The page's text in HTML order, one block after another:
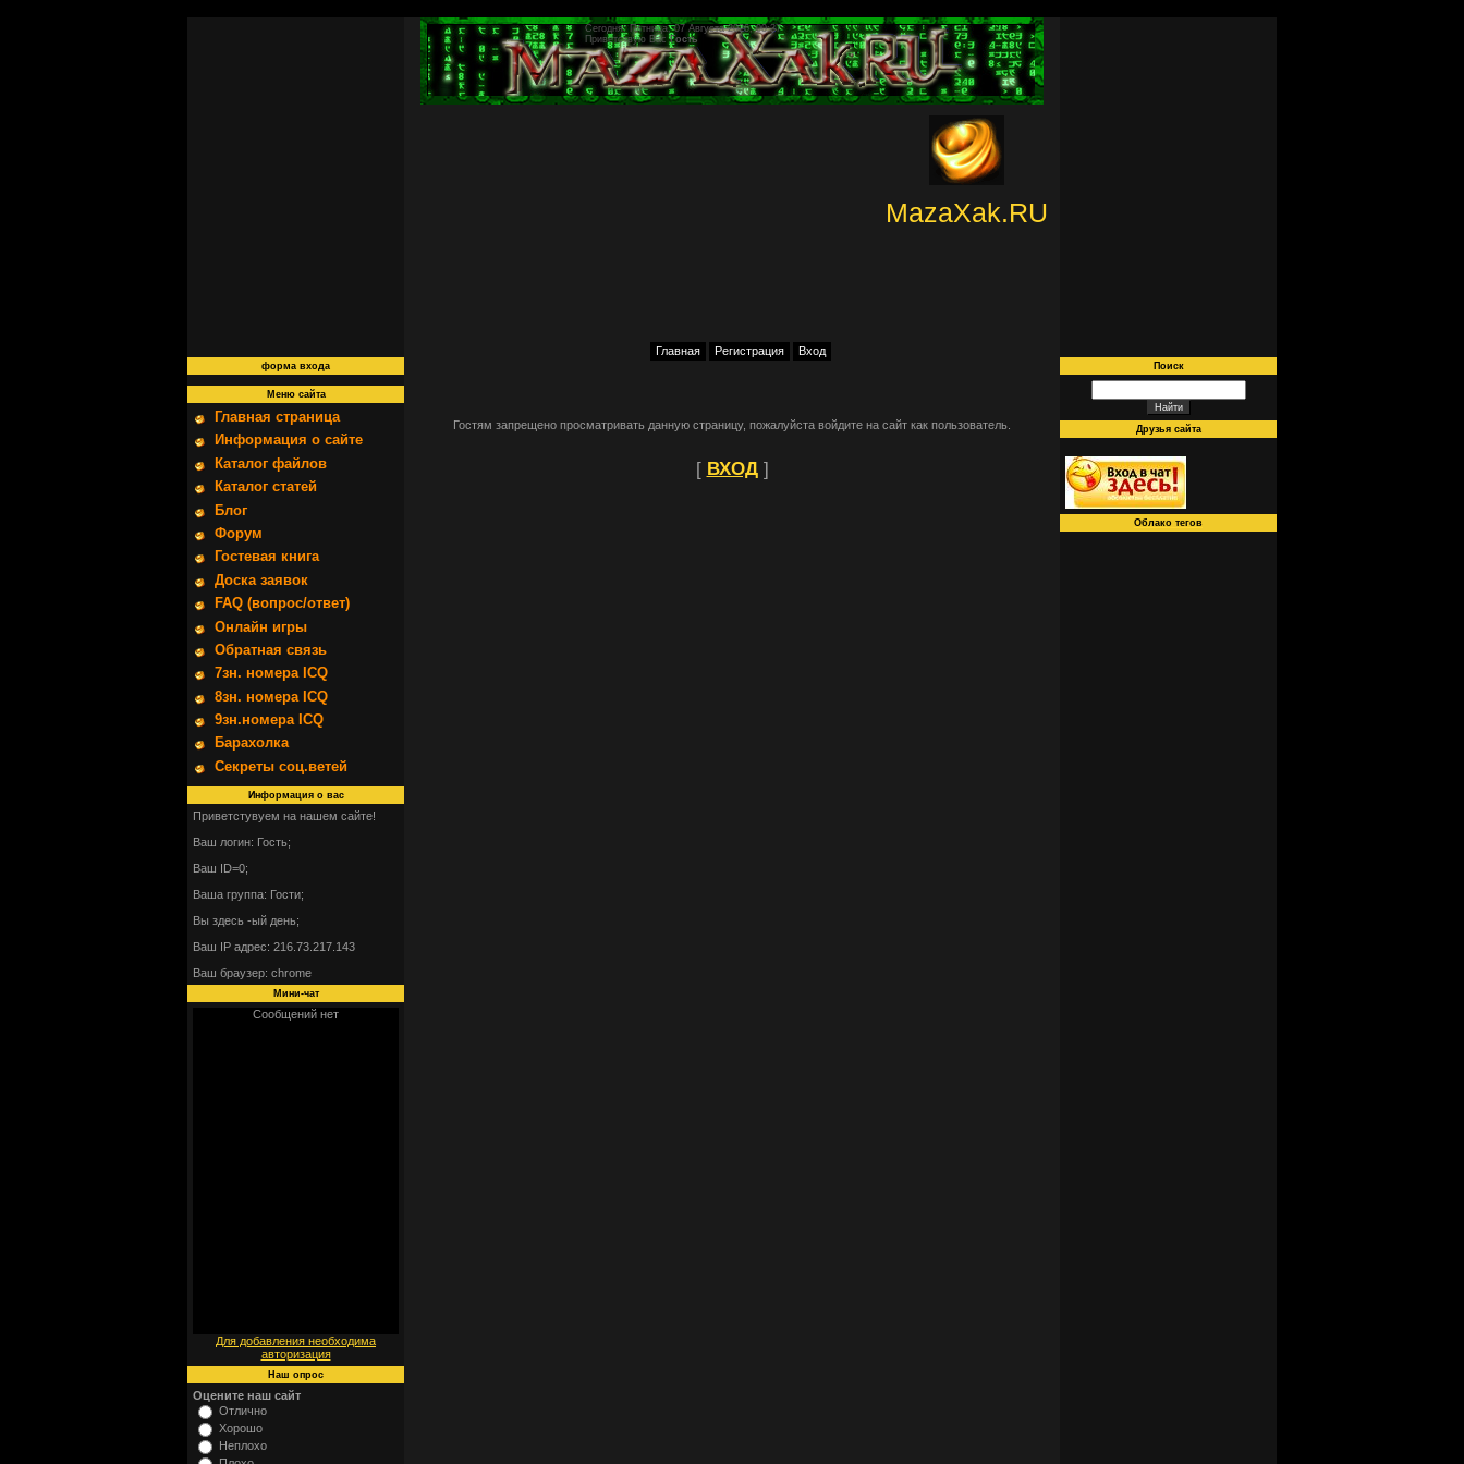
Сегодня: Пятница, 07 Августа 2026, 00:37
Приветствую Вас Гость
MazaXak.RU
Главная Регистрация Вход
форма входа
Меню сайта
Главная страница
Информация о сайте
Каталог файлов
Каталог статей
Блог
Форум
Гостевая книга
Доска заявок
FAQ (вопрос/ответ)
Онлайн игры
Обратная связь
7зн. номера ICQ
8зн. номера ICQ
9зн.номера ICQ
Барахолка
Секреты соц.ветей
Информация о вас
Приветстувуем на нашем сайте!
Ваш логин: Гость;
Ваш ID=0;
Ваша группа: Гости;
Вы здесь -ый день;
Ваш IP адрес: 216.73.217.143
Ваш браузер: chrome
Мини-чат
Для добавления необходима
авторизация
Наш опрос
Оцените наш сайт
Отлично
Хорошо
Неплохо
Гостям запрещено просматривать данную страницу, пожалуйста войдите на сайт как пользователь.
[ ВХОД]
Поиск
Друзья сайта
Облако тегов